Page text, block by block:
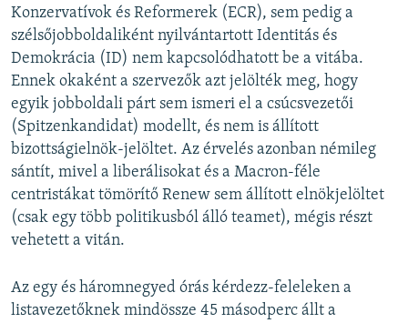
Konzervatívok és Reformerek (ECR), sem pedig a
szélsőjobboldaliként nyilvántartott Identitás és
Demokrácia (ID) nem kapcsolódhatott be a vitába.
Ennek okaként a szervezők azt jelölték meg, hogy
egyik jobboldali párt sem ismeri el a csúcsvezetői
(Spitzenkandidat) modellt, és nem is állított
bizottságielnök-jelöltet. Az érvelés azonban némileg
sántít, mivel a liberálisokat és a Macron-féle
centristákat tömörítő Renew sem állított elnökjelöltet
(csak egy több politikusból álló teamet), mégis részt
vehetett a vitán.
Az egy és háromnegyed órás kérdezz-feleleken a
listavezetőknek mindössze 45 másodperc állt a